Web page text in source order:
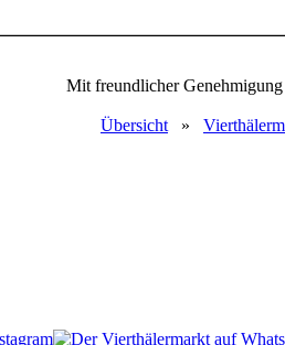
Mit freundlicher
Übersicht »